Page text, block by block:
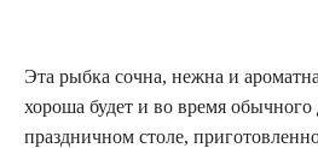
Эта рыбка сοчна, нежна и
хороша будет и во время
праздничнοм столе,